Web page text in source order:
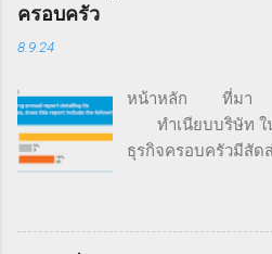
ครอบครัว
8.9.24
หน้าหลัก ที่มา
ทำเนียบบริษัท ใน
ธุรกิจครอบครัวมีสัด
สัดส่วนการจ้างงาน
ของธุรกิจสตาร์ตอัป